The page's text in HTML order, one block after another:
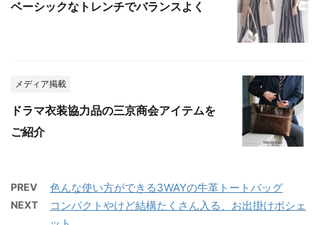
ベーシックなトレンチでバランスよく
メディア掲載
ドラマ衣装協力品の三京商会アイテムを
ご紹介
PREV 色んな使い方ができる3WAYの牛革トートバッグ
NEXT
コンパクトやけど結構たくさん入る、お出掛けポシェ